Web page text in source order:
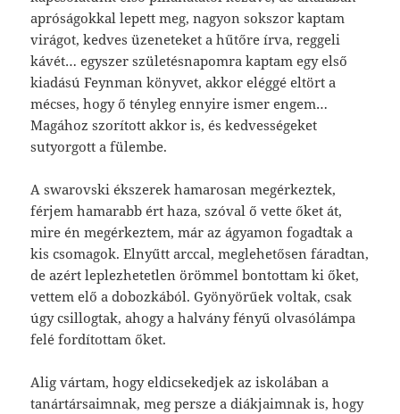
apróságokkal lepett meg, nagyon sokszor kaptam
virágot, kedves üzeneteket a hűtőre írva, reggeli
kávét… egyszer születésnapomra kaptam egy első
kiadású Feynman könyvet, akkor eléggé eltört a
mécses, hogy ő tényleg ennyire ismer engem…
Magához szorított akkor is, és kedvességeket
sutyorgott a fülembe.
A swarovski ékszerek hamarosan megérkeztek,
férjem hamarabb ért haza, szóval ő vette őket át,
mire én megérkeztem, már az ágyamon fogadtak a
kis csomagok. Elnyűtt arccal, meglehetősen fáradtan,
de azért leplezhetetlen örömmel bontottam ki őket,
vettem elő a dobozkából. Gyönyörűek voltak, csak
úgy csillogtak, ahogy a halvány fényű olvasólámpa
felé fordítottam őket.
Alig vártam, hogy eldicsekedjek az iskolában a
tanártársaimnak, meg persze a diákjaimnak is, hogy